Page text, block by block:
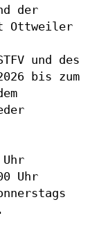
der
Ottweiler
und des
bis zum
Uhr